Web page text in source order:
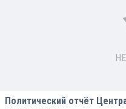
Политический отчёт